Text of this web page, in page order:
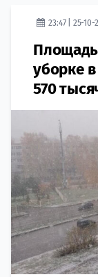
23:47 | 25-10-
уборке
570